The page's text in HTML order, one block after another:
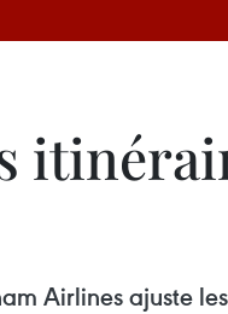
Airlines ajuste